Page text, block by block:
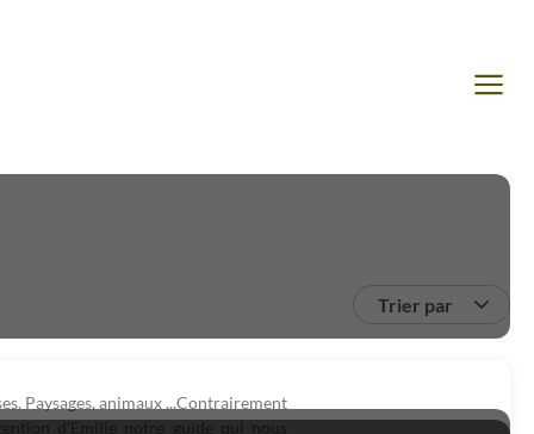
Trier par
Paysages, animaux ...Contrairement